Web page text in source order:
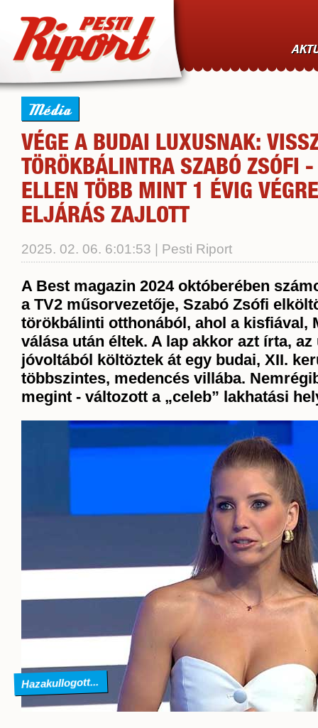
Média
VÉGE A BUDAI LUXUSNAK:
TÖRÖKBÁLINTRA SZABÓ ZSÓFI -
ELLEN TÖBB MINT 1 ÉVIG
ELJÁRÁS ZAJLOTT
2025. 02. 06. 6:01:53 | Pesti Riport
A Best magazin 2024 októberében
a TV2 műsorvezetője, Szabó Zsófi
törökbálinti otthonából, ahol a kisfiával,
válása után éltek. A lap akkor azt írta, az
jóvoltából költöztek át egy budai, XII.
többszintes, medencés villába.
megint - változott a „celeb” lakhatási
Hazakullogott...